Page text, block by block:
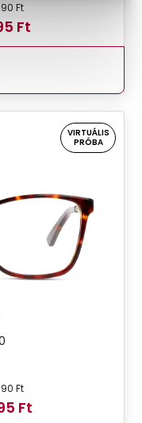
Ft
Ft
VIRTUÁLIS
PRÓBA
Ft
Ft